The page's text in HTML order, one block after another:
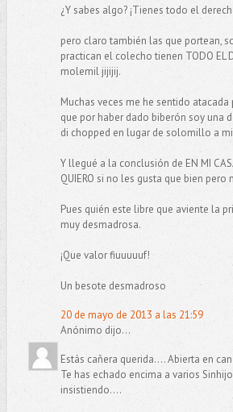
¿Y sabes algo? ¡Tienes todo el
pero claro también las que portean,
practican el colecho tienen TODO EL
molemil jijijij.
Muchas veces me he sentido
que por haber dado biberón soy una
di chopped en lugar de solomillo a
Y llegué a la conclusión de EN MI
QUIERO si no les gusta que bien pero
Pues quién este libre que aviente la
muy desmadrosa.
¡Que valor fiuuuuuf!
Un besote desmadroso
20 de mayo de 2013 a las 21:59
Anónimo dijo...
Estás cañera querida.... Abierta en
Te has echado encima a varios
insistiendo....